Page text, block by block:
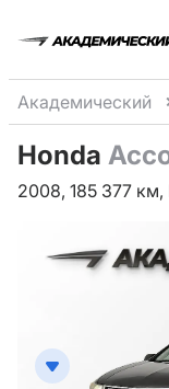
Академический
Honda
2008, 185 377